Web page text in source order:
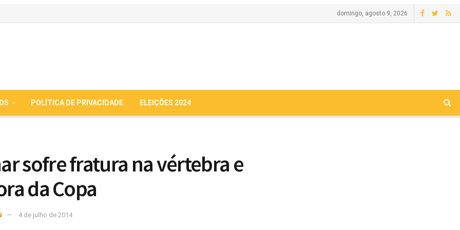
domingo, agosto 9, 2026
POLÍTICA DE PRIVACIDADE ELEIÇÕES 2024
sofre fratura na vértebra e
da Copa
4 de julho de 2014